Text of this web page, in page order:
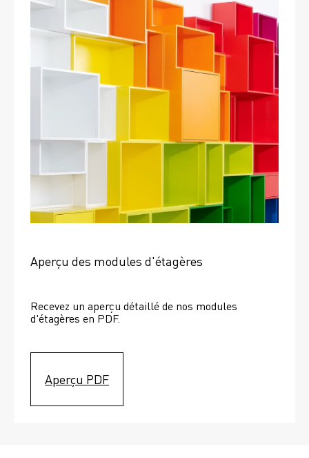
Aperçu des modules d'étagères
Recevez un aperçu détaillé de nos modules
d'étagères en PDF.
Aperçu PDF